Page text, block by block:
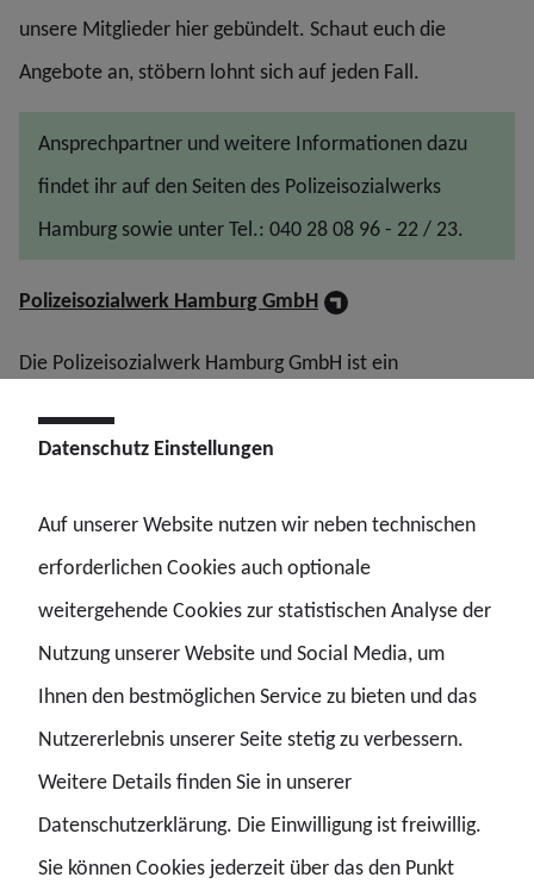
unsere Mitglieder hier gebündelt. Schaut euch die
Angebote an, stöbern lohnt sich auf jeden Fall.
Ansprechpartner und weitere Informationen dazu
findet ihr auf den Seiten des Polizeisozialwerks
Hamburg sowie unter Tel.: 040 28 08 96 - 22 / 23.
Polizeisozialwerk Hamburg GmbH
Die Polizeisozialwerk Hamburg GmbH ist ein
Landesbezirk Hamburg für deren Mitglieder gegründet
GdP-Mitglieder sind automatisch ohne jeden Mehrbeitrag
Mitglied im Polizeisozialwerk. Der Schwerpunkt des
Polizeisozialwerkes Hamburg bezieht sich auf den
Verkauf von vergünstigten Urlaubsreisen. Zusätzlich
stellen wir GdP-Hamburg Mitgliedern im Rahmen von
Kooperationsverträgen besondere Konditionen zu
Theatertickets, Einkaufsmöglichkeiten, Energielieferanten
u.v.m. zur Verfügung.
Datenschutz Einstellungen
Auf unserer Website nutzen wir neben technischen
erforderlichen Cookies auch optionale
weitergehende Cookies zur statistischen Analyse der
Nutzung unserer Website und Social Media, um
Ihnen den bestmöglichen Service zu bieten und das
Nutzererlebnis unserer Seite stetig zu verbessern.
Weitere Details finden Sie in unserer
Datenschutzerklärung. Die Einwilligung ist freiwillig.
Sie können Cookies jederzeit über das den Punkt